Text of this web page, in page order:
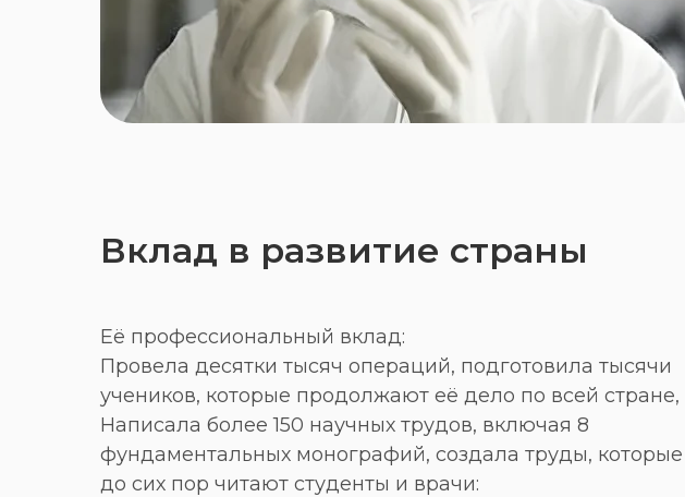
Вклад в развитие страны
Её профессиональный вклад:
Провела десятки тысяч операций, подготовила тысячи
учеников, которые продолжают её дело по всей стране,
Написала более 150 научных трудов, включая 8
фундаментальных монографий, создала труды, которые
до сих пор читают студенты и врачи: